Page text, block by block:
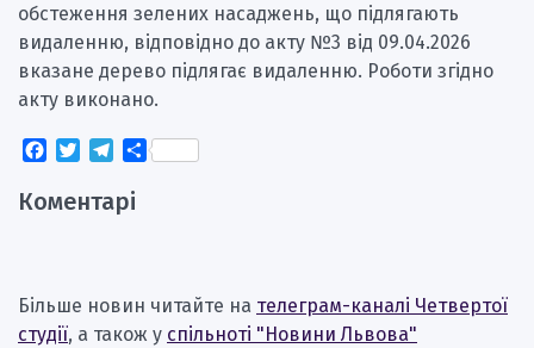
обстеження зелених насаджень, що підлягають
видаленню, відповідно до акту №3 від 09.04.2026
вказане дерево підлягає видаленню. Роботи згідно
акту виконано.
Facebook
TwitterTelegram
Поділитися
Коментарі
Більше новин читайте на телеграм-каналі Четвертої
студії, а також у спільноті "Новини Львова"